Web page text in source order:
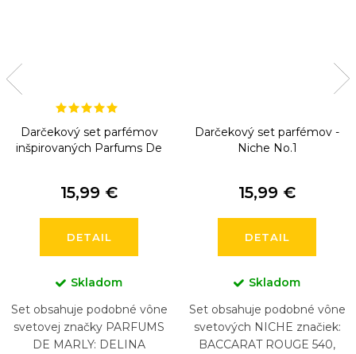
Darčekový set parfémov
inšpirovaných Parfums De
15,99 €
DETAIL
Skladom
Set obsahuje podobné vône
svetovej značky PARFUMS
DE MARLY: DELINA
Darčekový set parfémov -
Niche No.1
15,99 €
DETAIL
Skladom
Set obsahuje podobné vône
svetových NICHE značiek:
BACCARAT ROUGE 540,